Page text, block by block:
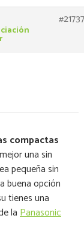
#21737
compactas
una sin
pequeña sin
buena opción
tienes una
laPanasonic